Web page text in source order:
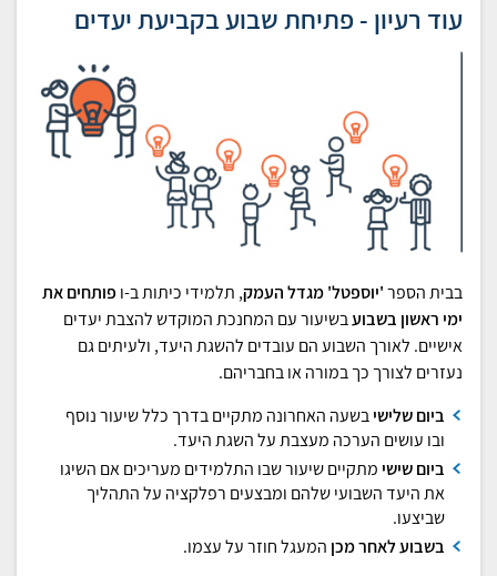
עוד רעיון - פתיחת שבוע בקביעת יעדים
בבית הספר'יוספטל' מגדל העמק, תלמידי כיתות ב-ו פותחים את
ימי ראשון בשבועבשיעור עם המחנכת המוקדש להצבת יעדים
אישיים. לאורך השבוע הם עובדים להשגת היעד, ולעיתים גם
נעזרים לצורך כך במורה או בחבריהם.
ביום שלישיבשעה האחרונה מתקיים בדרך כלל שיעור נוסף
ובו עושים הערכה מעצבת על השגת היעד.
ביום שישי מתקיים שיעור שבו התלמידים מעריכים אם השיגו
את היעד השבועי שלהם ומבצעים רפלקציה על התהליך
שביצעו.
בשבוע לאחר מכן המעגל חוזר על עצמו.